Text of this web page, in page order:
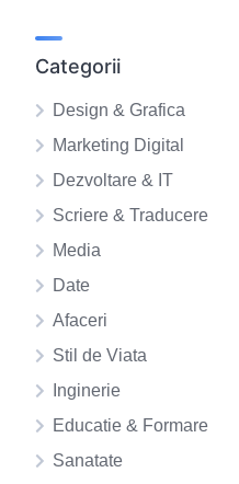
Categorii
Design & Grafica
Marketing Digital
Dezvoltare & IT
Scriere & Traducere
Media
Date
Afaceri
Stil de Viata
Inginerie
Educatie & Formare
Sanatate